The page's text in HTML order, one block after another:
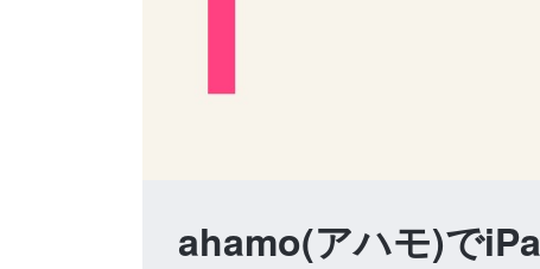
ahamo(アハモ)で